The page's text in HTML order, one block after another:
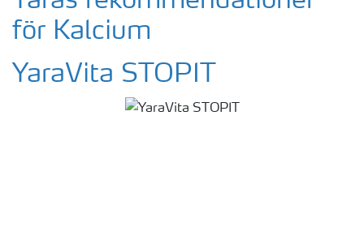
för Kalcium
YaraVita STOPIT